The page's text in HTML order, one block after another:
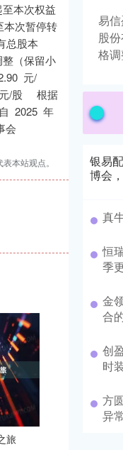
本次权益
次暂停转
总股本
（保留小
元/
元/股 根据
2025 年
本站观点。
旅
易
股
格
银易
博会
真
恒
季
金
合
创
时
方
异